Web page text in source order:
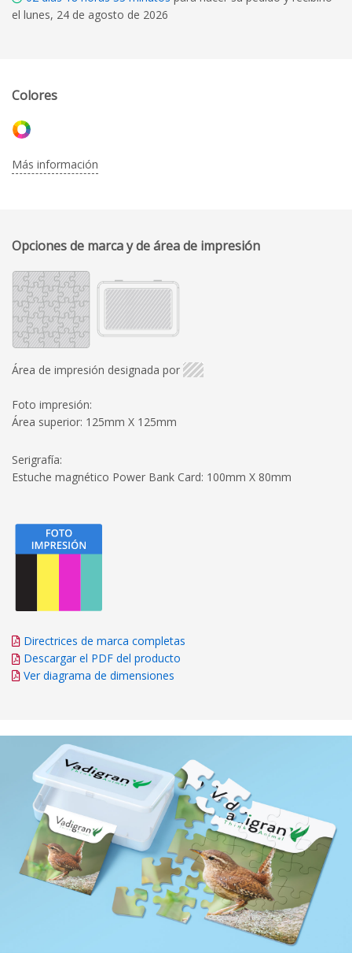
el lunes, 24 de agosto de 2026
Colores
Más información
Opciones de marca y de área de impresión
Área de impresión designada por
Foto impresión:
Área superior: 125mm X 125mm
Serigrafía:
Estuche magnético Power Bank Card: 100mm X 80mm
Directrices de marca completas
Descargar el PDF del producto
Ver diagrama de dimensiones